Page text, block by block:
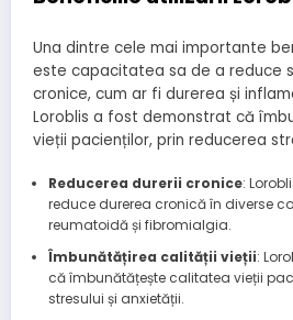
Una dintre cele mai importante
este capacitatea sa de a reduce
cronice, cum ar fi durerea și
Loroblis a fost demonstrat că
vieții pacienților, prin reducerea
Reducerea durerii cronice:
reduce durerea cronică în diverse
reumatoidă și fibromialgia.
Îmbunătățirea calității vieții:
că îmbunătățește calitatea vieții
stresului și anxietății.